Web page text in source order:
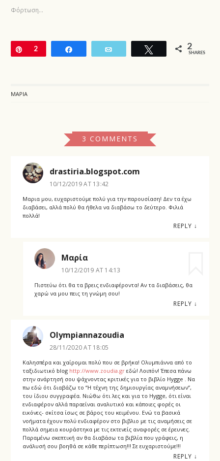
Φόρτωση...
Pin
2 Tweet 2
SHARES
ΜΑΡΊΑ
3 COMMENTS
drastiria.blogspot.com
10/12/2019 AT 13:42
Μαρια μου, ευχαριστούμε πολύ για την παρουσίαση! Δεν τα έχω
διαβάσει, αλλά πολύ θα ήθελα να διαβάσω το δεύτερο. Φιλιά
πολλά!
REPLY ↓
Μαρία
10/12/2019 AT 14:13
Πιστεύω ότι θα τα βρεις ενδιαφέροντα! Αν τα διαβάσεις, θα
χαρώ να μου πεις τη γνώμη σου!
REPLY ↓
Olympiannazoudia
28/11/2020 AT 18:05
Καλησπέρα και χαίρομαι πολύ που σε βρήκα! Ολυμπιάννα από το
ταξιδιωτικό blog http://www.zoudia.grεδώ! Λοιπόν! Έπεσα πάνω
στην ανάρτησή σου ψάχνοντας κριτικές για το βιβλίο Hygge . Να
πω εδώ ότι διαβάζω το “Η τέχνη της δημιουργίας αναμνήσεων”,
του ίδιου συγγραφέα. Νιώθω ότι λες και για το Hygge, ότι είναι
ενδιαφέρον αλλά παραείναι αναλυτικό και κάποιες φορές οι
εικόνες- σκίτσα ίσως σε βάρος του κειμένου. Ενώ τα βασικά
νοήματα έχουν πολύ ενδιαφέρον στο βιβλιο με τις αναμήσεις σε
πολλά σημεια κουράστηκα με τις εκτενείς αναφορές σε έρευνες.
Παραμένω σκεπτική αν θα διαβάσω τα βιβλία που γράφεις, η
ανάλυσή σου βοηθά σε κάθε περίπτωση!!! Σε ευχαριστούμε!!!
REPLY ↓